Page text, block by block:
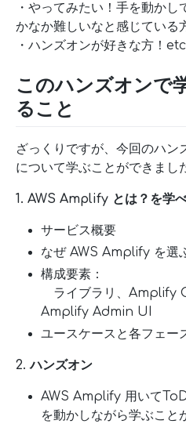
・やってみたい！手を動か
かなか難しいなと感じている
・ハンズオンが好きな方！
このハンズオンで
ること
ざっくりですが、今回のハン
について学ぶことができまし
1. AWS Amplify とは？を学
サービス概要
なぜ AWS Amplify を選
構成要素：
ライブラリ、Amplify
Amplify Admin UI
ユースケースと各フェ
2. ハンズオン
AWS Amplify 用いて
を動かしながら学ぶこと